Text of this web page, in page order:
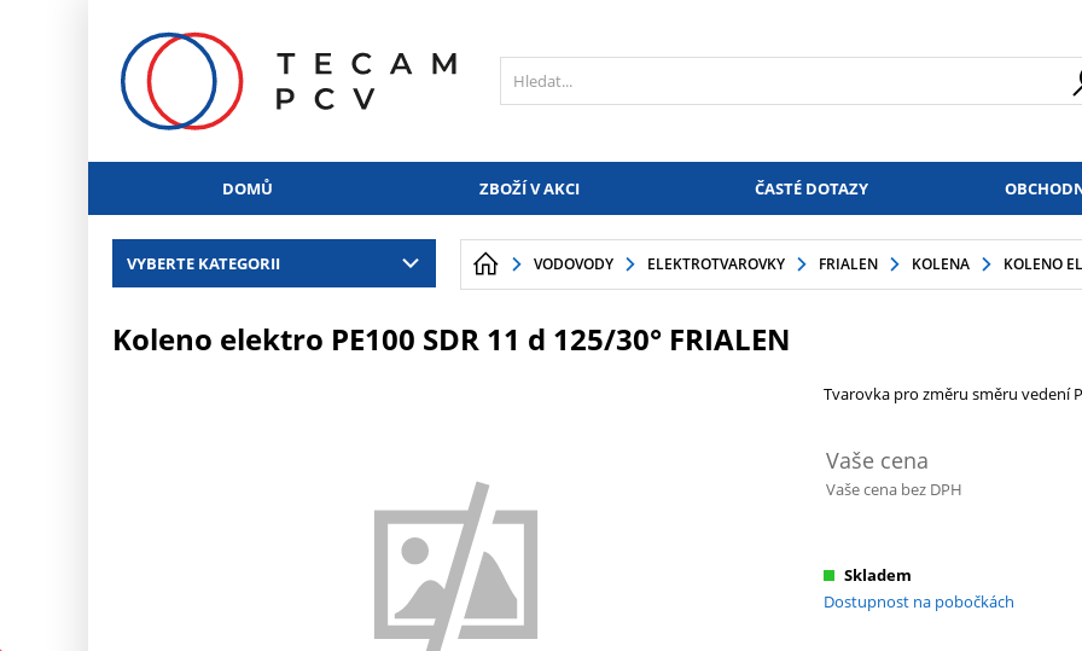
DOMŮ ZBOŽÍ V AKCI ČASTÉ DOTAZY
VYBERTE KATEGORII VODOVODY ELEKTROTVAROVKY FRIALEN KOLENA KOLENO
Koleno elektro PE100 SDR 11 d 125/30° FRIALEN
Tvarovka pro změru směru vedení
Vaše cena
Vaše cena bez DPH
Skladem
Dostupnost na pobočkách